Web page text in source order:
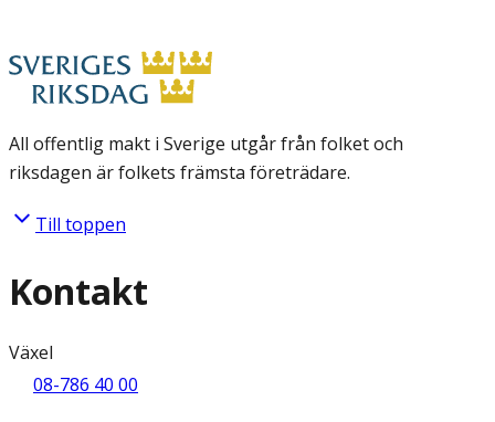
All offentlig makt i Sverige utgår från folket och
riksdagen är folkets främsta företrädare.
Till toppen
Kontakt
Växel
08-786 40 00